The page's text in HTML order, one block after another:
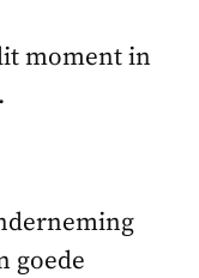
moment in
goede